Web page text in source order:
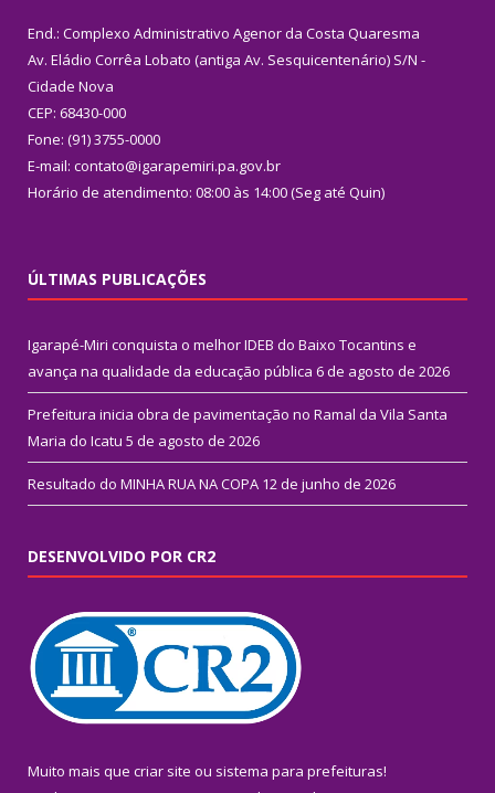
End.: Complexo Administrativo Agenor da Costa Quaresma
Av. Eládio Corrêa Lobato (antiga Av. Sesquicentenário) S/N -
Cidade Nova
CEP: 68430-000
Fone: (91) 3755-0000
E-mail: contato@igarapemiri.pa.gov.br
Horário de atendimento: 08:00 às 14:00 (Seg até Quin)
ÚLTIMAS PUBLICAÇÕES
Igarapé-Miri conquista o melhor IDEB do Baixo Tocantins e
avança na qualidade da educação pública 6 de agosto de 2026
Prefeitura inicia obra de pavimentação no Ramal da Vila Santa
Maria do Icatu 5 de agosto de 2026
Resultado do MINHA RUA NA COPA 12 de junho de 2026
DESENVOLVIDO POR CR2
Muito mais que criar site ou sistema para prefeituras!